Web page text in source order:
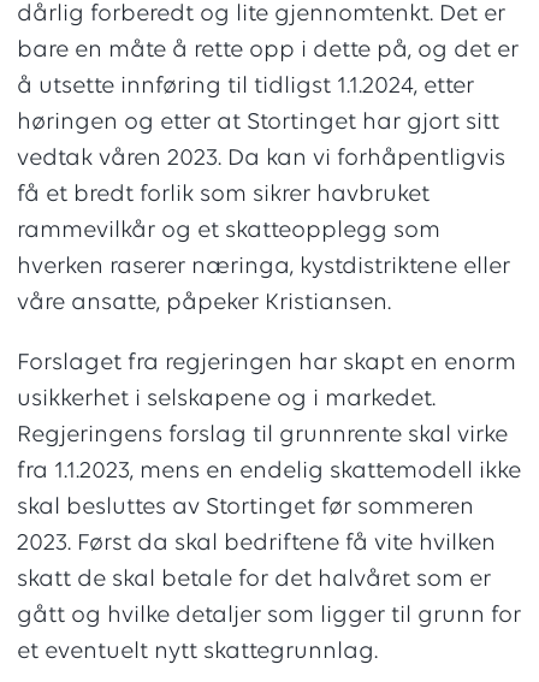
dårlig forberedt og lite gjennomtenkt. Det er
bare en måte å rette opp i dette på, og det er
å utsette innføring til tidligst 1.1.2024, etter
høringen og etter at Stortinget har gjort sitt
vedtak våren 2023. Da kan vi forhåpentligvis
få et bredt forlik som sikrer havbruket
rammevilkår og et skatteopplegg som
hverken raserer næringa, kystdistriktene eller
våre ansatte, påpeker Kristiansen.
Forslaget fra regjeringen har skapt en enorm
usikkerhet i selskapene og i markedet.
Regjeringens forslag til grunnrente skal virke
fra 1.1.2023, mens en endelig skattemodell ikke
skal besluttes av Stortinget før sommeren
2023. Først da skal bedriftene få vite hvilken
skatt de skal betale for det halvåret som er
gått og hvilke detaljer som ligger til grunn for
et eventuelt nytt skattegrunnlag.